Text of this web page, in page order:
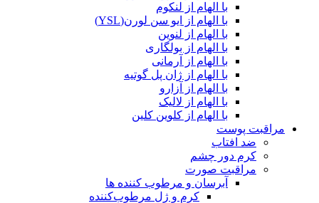
با الهام از لنکوم
با الهام از ایو سن لورن(YSL)
با الهام از لنوین
با الهام از بولگاری
با الهام از آرمانی
با الهام از ژان پل گوتیه
با الهام از آزارو
با الهام از لالیک
با الهام از کلوین کلین
مراقبت پوست
ضد افتاب
کرم دور چشم
مراقبت صورت
آبرسان و مرطوب کننده ها
کرم و ژل مرطوب‌کننده